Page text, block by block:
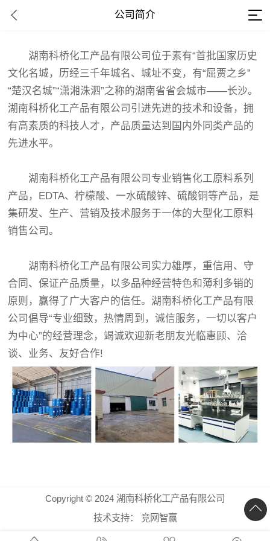
公司简介
湖南科桥化工产品有限公司位于素有“首批国家历史
文化名城，历经三千年城名、城址不变，有“屈贾之乡”
“楚汉名城”“潇湘洙泗”之称的湖南省省会城市——长沙。
湖南科桥化工产品有限公司引进先进的技术和设备，拥
有高素质的科技人才，产品质量达到国内外同类产品的
先进水平。
湖南科桥化工产品有限公司专业销售化工原料系列
产品，EDTA、柠檬酸、一水硫酸锌、硫酸铜等产品，是
集研发、生产、营销及技术服务于一体的大型化工原料
销售公司。
湖南科桥化工产品有限公司实力雄厚，重信用、守
合同、保证产品质量，以多品种经营特色和薄利多销的
原则，赢得了广大客户的信任。湖南科桥化工产品有限
公司倡导“专业细致，热情周到，诚信服务，一切以客户
为中心”的经营理念，竭诚欢迎新老朋友光临惠顾、洽
谈、业务、友好合作!
Copyright © 2024 湖南科桥化工产品有限公司
技术支持：
竞网智赢